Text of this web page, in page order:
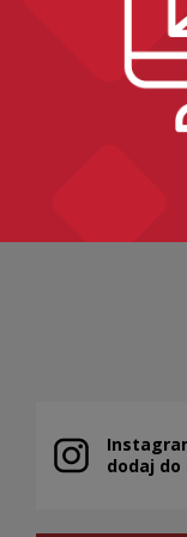
dodaj do
Uwaga, link